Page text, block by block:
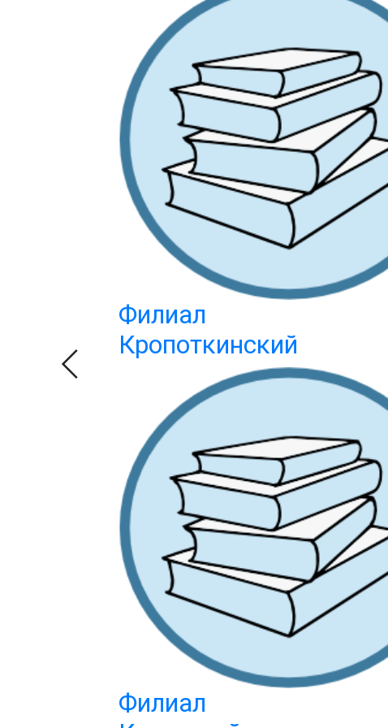
Филиал
Кропоткинский
Филиал